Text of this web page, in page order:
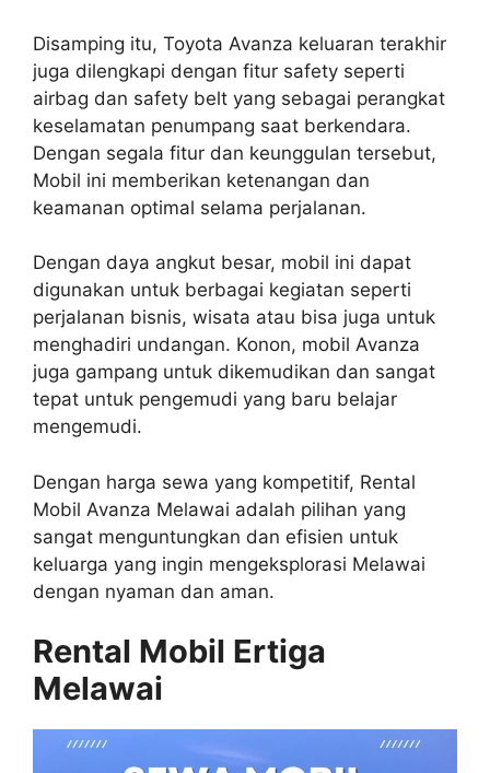
Disamping itu, Toyota Avanza keluaran terakhir
juga dilengkapi dengan fitur safety seperti
airbag dan safety belt yang sebagai perangkat
keselamatan penumpang saat berkendara.
Dengan segala fitur dan keunggulan tersebut,
Mobil ini memberikan ketenangan dan
keamanan optimal selama perjalanan.
Dengan daya angkut besar, mobil ini dapat
digunakan untuk berbagai kegiatan seperti
perjalanan bisnis, wisata atau bisa juga untuk
menghadiri undangan. Konon, mobil Avanza
juga gampang untuk dikemudikan dan sangat
tepat untuk pengemudi yang baru belajar
mengemudi.
Dengan harga sewa yang kompetitif, Rental
Mobil Avanza Melawai adalah pilihan yang
sangat menguntungkan dan efisien untuk
keluarga yang ingin mengeksplorasi Melawai
dengan nyaman dan aman.
Rental Mobil Ertiga
Melawai